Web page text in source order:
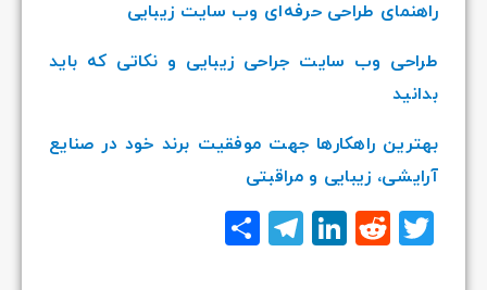
راهنمای طراحی حرفه‌ای وب سایت زیبایی
طراحی وب سایت جراحی زیبایی و نکاتی که باید
بدانید
بهترین راهکارها جهت موفقیت برند خود در صنایع
آرایشی، زیبایی و مراقبتی
Twitter
Reddit
LinkedIn
Telegram
اشتراک
گذاری